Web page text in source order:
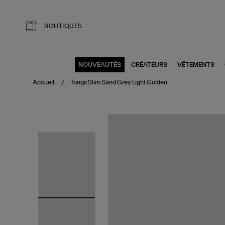
BOUTIQUES
NOUVEAUTÉS CRÉATEURS VÊTEMENTS
Accueil Tongs Slim Sand Grey Light Golden